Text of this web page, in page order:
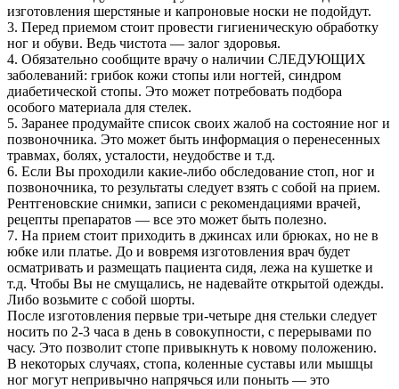
изготовления шерстяные и капроновые носки не подойдут.
3. Перед приемом стоит провести гигиеническую обработку
ног и обуви. Ведь чистота — залог здоровья.
4. Обязательно сообщите врачу о наличии СЛЕДУЮЩИХ
заболеваний: грибок кожи стопы или ногтей, синдром
диабетической стопы. Это может потребовать подбора
особого материала для стелек.
5. Заранее продумайте список своих жалоб на состояние ног и
позвоночника. Это может быть информация о перенесенных
травмах, болях, усталости, неудобстве и т.д.
6. Если Вы проходили какие-либо обследование стоп, ног и
позвоночника, то результаты следует взять с собой на прием.
Рентгеновские снимки, записи с рекомендациями врачей,
рецепты препаратов — все это может быть полезно.
7. На прием стоит приходить в джинсах или брюках, но не в
юбке или платье. До и вовремя изготовления врач будет
осматривать и размещать пациента сидя, лежа на кушетке и
т.д. Чтобы Вы не смущались, не надевайте открытой одежды.
Либо возьмите с собой шорты.
После изготовления первые три-четыре дня стельки следует
носить по 2-3 часа в день в совокупности, с перерывами по
часу. Это позволит стопе привыкнуть к новому положению.
В некоторых случаях, стопа, коленные суставы или мышцы
ног могут непривычно напрячься или поныть — это